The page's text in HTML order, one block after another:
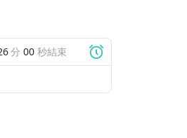
分 59 秒結束